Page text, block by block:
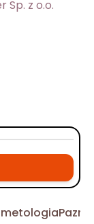
Sp. z o.o.